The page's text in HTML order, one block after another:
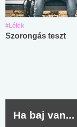
#Lélek
Szorongás teszt
Ha baj van...